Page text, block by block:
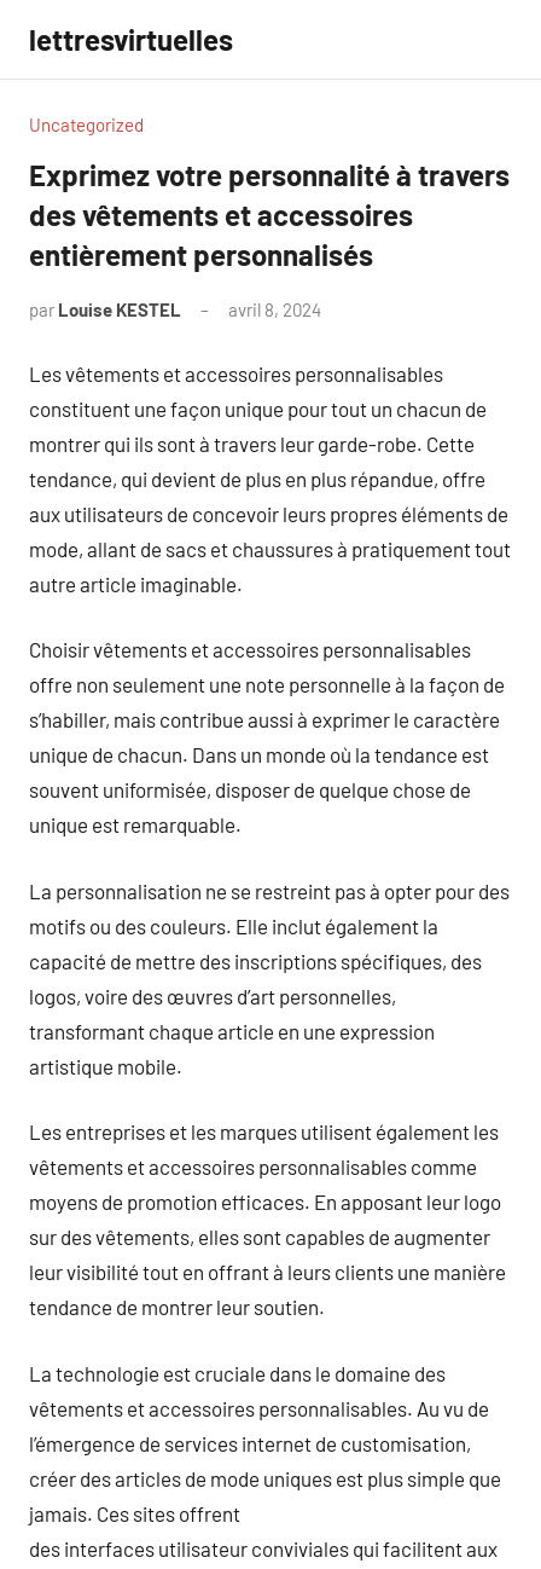
contenu
lettresvirtuelles
Uncategorized
Exprimez votre personnalité à travers
des vêtements et accessoires
entièrement personnalisés
par Louise KESTEL avril 8, 2024
Les vêtements et accessoires personnalisables
constituent une façon unique pour tout un chacun de
montrer qui ils sont à travers leur garde-robe. Cette
tendance, qui devient de plus en plus répandue, offre
aux utilisateurs de concevoir leurs propres éléments de
mode, allant de sacs et chaussures à pratiquement tout
autre article imaginable.
Choisir vêtements et accessoires personnalisables
offre non seulement une note personnelle à la façon de
s’habiller, mais contribue aussi à exprimer le caractère
unique de chacun. Dans un monde où la tendance est
souvent uniformisée, disposer de quelque chose de
unique est remarquable.
La personnalisation ne se restreint pas à opter pour des
motifs ou des couleurs. Elle inclut également la
capacité de mettre des inscriptions spécifiques, des
logos, voire des œuvres d’art personnelles,
transformant chaque article en une expression
artistique mobile.
Les entreprises et les marques utilisent également les
vêtements et accessoires personnalisables comme
moyens de promotion efficaces. En apposant leur logo
sur des vêtements, elles sont capables de augmenter
leur visibilité tout en offrant à leurs clients une manière
tendance de montrer leur soutien.
La technologie est cruciale dans le domaine des
vêtements et accessoires personnalisables. Au vu de
l’émergence de services internet de customisation,
créer des articles de mode uniques est plus simple que
jamais. Ces sites offrent
des interfaces utilisateur conviviales qui facilitent aux